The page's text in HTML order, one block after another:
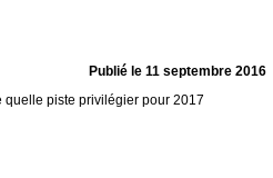
Publié le 11 septembre 2016
piste privilégier pour 2017